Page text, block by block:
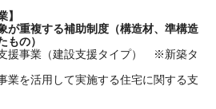
】
が重複する補助制度（構造材、準構造
もの）
援事業（建設支援タイプ） ※新築タ
を活用して実施する住宅に関する支